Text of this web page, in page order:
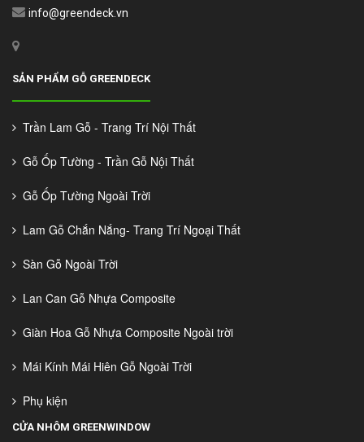
info@greendeck.vn
SẢN PHẨM GỖ GREENDECK
Trần Lam Gỗ - Trang Trí Nội Thất
Gỗ Ốp Tường - Trần Gỗ Nội Thất
Gỗ Ốp Tường Ngoài Trời
Lam Gỗ Chắn Nắng- Trang Trí Ngoại Thất
Sàn Gỗ Ngoài Trời
Lan Can Gỗ Nhựa Composite
Giàn Hoa Gỗ Nhựa Composite Ngoài trời
Mái Kính Mái Hiên Gỗ Ngoài Trời
Phụ kiện
CỬA NHÔM GREENWINDOW